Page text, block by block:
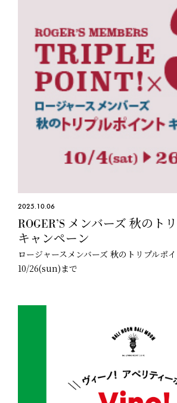
2025.10.06
ROGER’S メンバーズ 秋のト
キャンペーン
ロージャースメンバーズ 秋のトリプルポ
10/26(sun)まで